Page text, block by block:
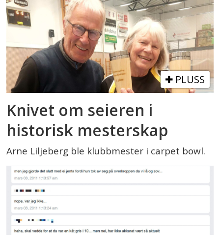
PLUSS
Knivet om seieren i
historisk mesterskap
Arne Liljeberg ble klubbmester i carpet bowl.